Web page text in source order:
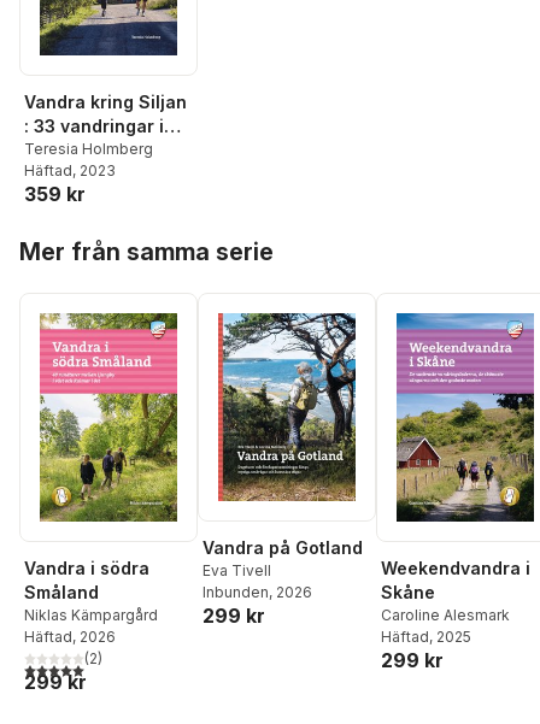
Vandra kring Siljan
: 33 vandringar i
kulturbygderna
runt Rättvik,
Leksand, Mora och
Teresia Holmberg
Häftad, 2023
359 kr
Mer från samma serie
Vandra i södra
Småland
Niklas Kämpargård
Häftad, 2026
5,0utav 5 stjärnor. Totalt antal röster:
(2)
299 kr
Vandra på Gotland
Eva Tivell
Inbunden, 2026
299 kr
Weekendvandra i
Skåne
Caroline Alesmark
Häftad, 2025
299 kr